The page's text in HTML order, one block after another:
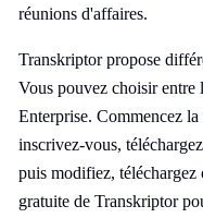
réunions d'affaires.
Transkriptor propose
Vous pouvez choisir entre
Enterprise. Commencez
inscrivez-vous,
puis modifiez, téléchargez
gratuite de Transkriptor